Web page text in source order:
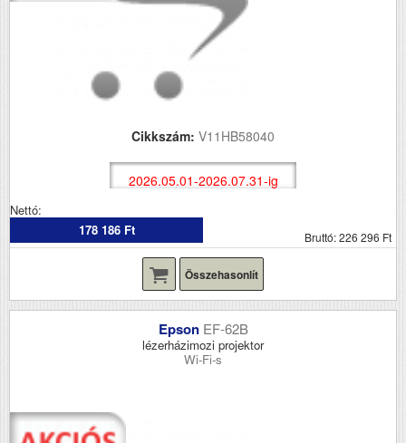
Cikkszám: V11HB58040
2026.05.01-2026.07.31-ig
Nettó:
178 186 Ft
Bruttó: 226 296 Ft
Összehasonlít
Epson EF-62B
lézerházimozi projektor
Wi-Fi-s